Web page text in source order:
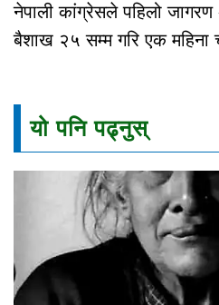
नेपाली कांग्रेसले पहिलो
बैशाख २५ सम्म गरि एक महिना
यो पनि पढ्नुस्